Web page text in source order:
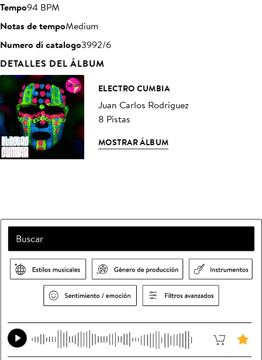
Tempo94 BPM
Notas de tempoMedium
Numero di catalogo3992/6
DETALLES DEL ÁLBUM
ELECTRO CUMBIA
Juan Carlos Rodriguez
8 Pistas
MOSTRAR ÁLBUM